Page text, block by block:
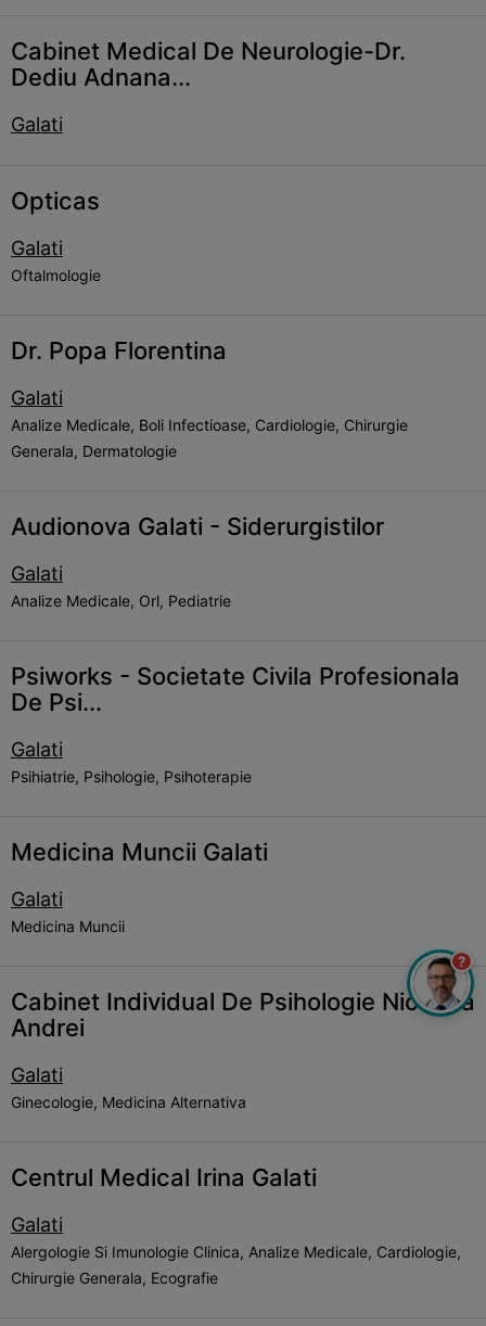
Cabinet Medical De Neurologie-Dr.
Dediu Adnana...
Galati
Opticas
Galati
Oftalmologie
Dr. Popa Florentina
Galati
Analize Medicale, Boli Infectioase, Cardiologie, Chirurgie
Generala, Dermatologie
Audionova Galati - Siderurgistilor
Galati
Analize Medicale, Orl, Pediatrie
Psiworks - Societate Civila Profesionala
De Psi...
Galati
Psihiatrie, Psihologie, Psihoterapie
Medicina Muncii Galati
Galati
Medicina Muncii
Cabinet Individual De Psihologie Nicoleta
Andrei
Galati
Ginecologie, Medicina Alternativa
Centrul Medical Irina Galati
Galati
Alergologie Si Imunologie Clinica, Analize Medicale, Cardiologie,
Chirurgie Generala, Ecografie
?